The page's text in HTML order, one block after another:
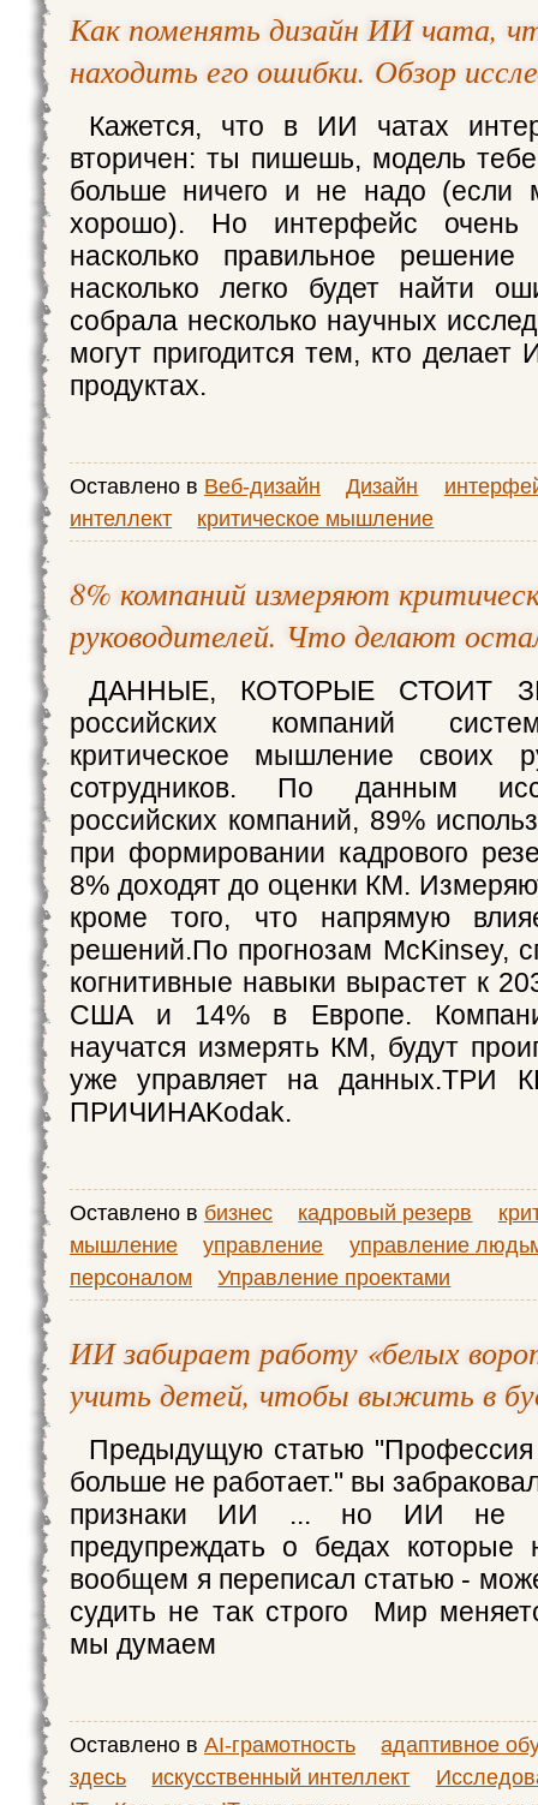
Как поменять дизайн ИИ чата,
находить его ошибки. Обзор
Кажется, что в ИИ чатах
вторичен: ты пишешь, модель тебе
больше ничего и не надо (если
хорошо). Но интерфейс
насколько правильное
насколько легко будет найти
собрала несколько научных
могут пригодится тем, кто
продуктах.
Оставлено в Веб-дизайн Дизайн
интеллект
критическое мышление
8% компаний измеряют
руководителей. Что делают
ДАННЫЕ, КОТОРЫЕ СТОИТ
российских компаний
критическое мышление своих
сотрудников. По данным
российских компаний, 89%
при формировании кадрового
8% доходят до оценки КМ.
кроме того, что напрямую
решений.По прогнозам McKinsey,
когнитивные навыки вырастет к
США и 14% в Европе.
научатся измерять КМ, будут
уже управляет на
ПРИЧИНАKodak.
Оставлено в бизнес кадровый резерв
мышление
управление
управление
персоналом
Управление проектами
ИИ забирает работу «белых
учить детей, чтобы выжить в
Предыдущую статью
больше не работает." вы
признаки ИИ ... но ИИ не
предупреждать о бедах
вообщем я переписал статью -
судить не так строго Мир
мы думаем
Оставлено в AI-грамотность
адаптивное
здесь
искусственный интеллект